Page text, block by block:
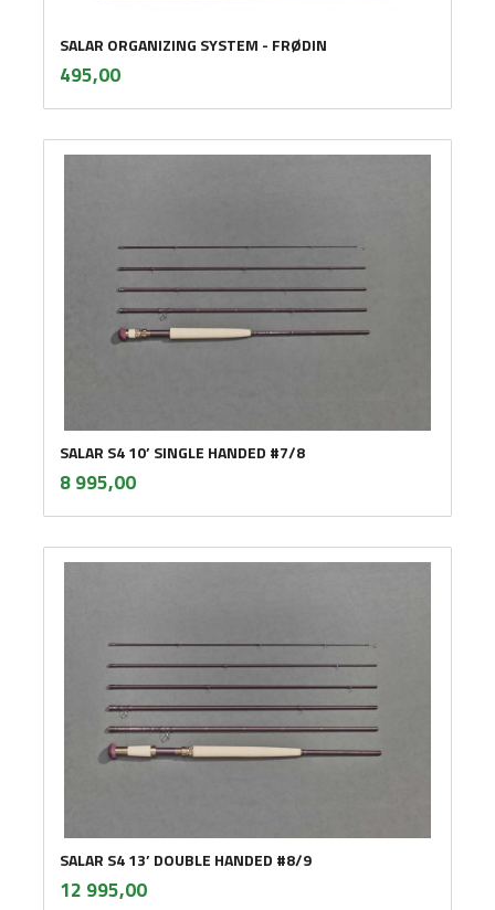
SALAR ORGANIZING SYSTEM - FRØDIN
Pris
495,00mva.
SALAR S4 10’ SINGLE HANDED #7/8
Pris
8 995,00mva.
SALAR S4 13’ DOUBLE HANDED #8/9
Pris
12 995,00mva.